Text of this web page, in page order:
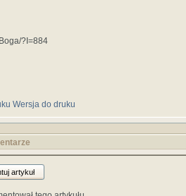
?I=884
Wersja do druku
artykuł